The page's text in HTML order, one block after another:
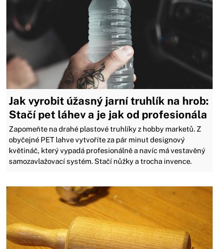
Jak vyrobit úžasný jarní truhlík na hrob:
Stačí pet láhev a je jak od profesionála
Zapomeňte na drahé plastové truhlíky z hobby marketů. Z
obyčejné PET lahve vytvoříte za pár minut designový
květináč, který vypadá profesionálně a navíc má vestavěný
samozavlažovací systém. Stačí nůžky a trocha invence.